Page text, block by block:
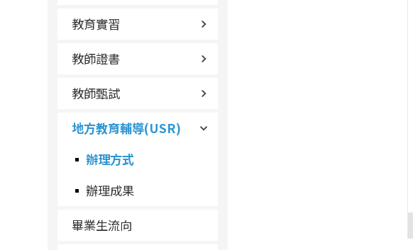
教育實習
教師證書
教師甄試
地方教育輔導(USR)
辦理方式
辦理成果
畢業生流向